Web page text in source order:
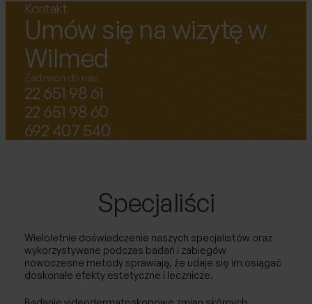
Kontakt
Umów się na wizytę w
Wilmed
Zadzwoń do nas
22 651 98 61
22 651 98 60
692 407 540
Specjaliści
Wieloletnie doświadczenie naszych specjalistów oraz
wykorzystywane podczas badań i zabiegów
nowoczesne metody sprawiają, że udaje się im osiągać
doskonałe efekty estetyczne i lecznicze.